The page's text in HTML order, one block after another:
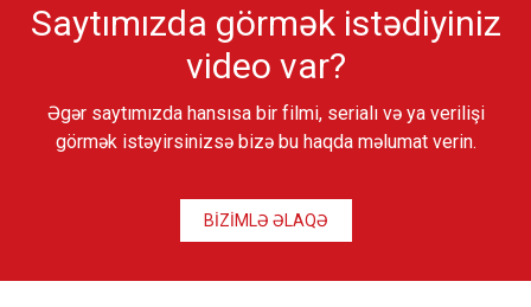
Saytımızda görmək istədiyiniz
video var?
Əgər saytımızda hansısa bir filmi, serialı və ya verilişi
görmək istəyirsinizsə bizə bu haqda məlumat verin.
BİZİMLƏ ƏLAQƏ